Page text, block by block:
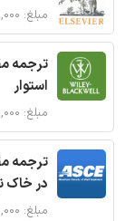
مبلغ: ۱۲۸,۰۰۰ تومان
ترجمه
استوار
مبلغ: ۱۴۰,۰۰۰ تومان
ترجمه
در خاک
مبلغ: ۱۲۰,۰۰۰ تومان